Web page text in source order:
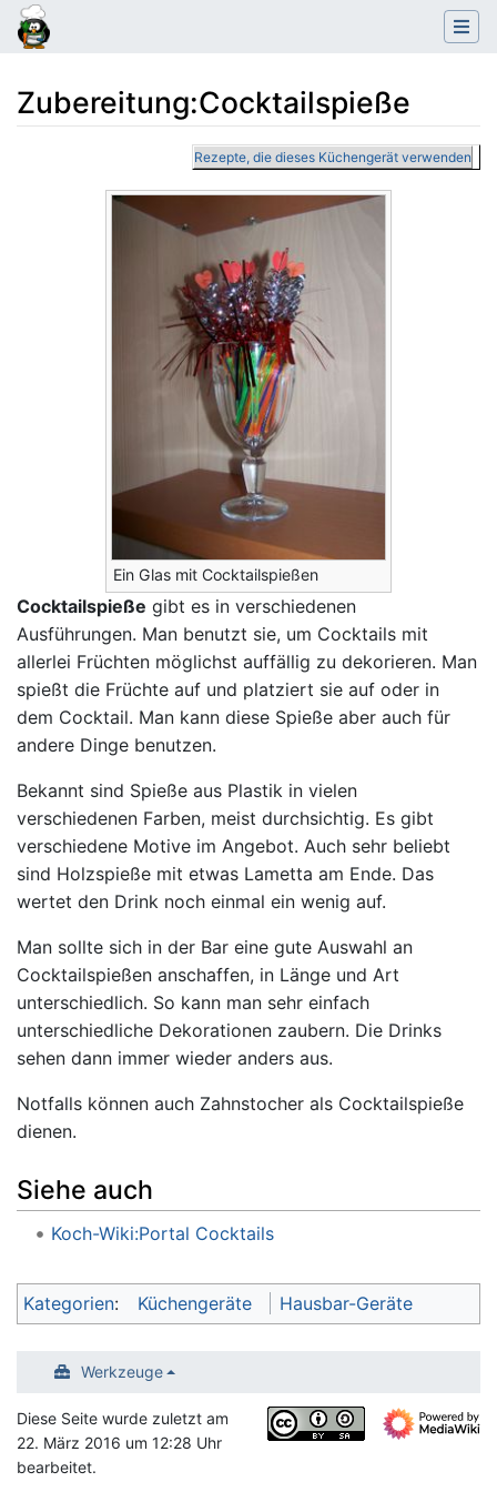
Zubereitung:Cocktailspieße
Navigation,Suche
Rezepte, die dieses Küchengerät verwenden
Ein Glas mit Cocktailspießen
Cocktailspieße gibt es in verschiedenen
Ausführungen. Man benutzt sie, um Cocktails mit
allerlei Früchten möglichst auffällig zu dekorieren. Man
spießt die Früchte auf und platziert sie auf oder in
dem Cocktail. Man kann diese Spieße aber auch für
andere Dinge benutzen.
Bekannt sind Spieße aus Plastik in vielen
verschiedenen Farben, meist durchsichtig. Es gibt
verschiedene Motive im Angebot. Auch sehr beliebt
sind Holzspieße mit etwas Lametta am Ende. Das
wertet den Drink noch einmal ein wenig auf.
Man sollte sich in der Bar eine gute Auswahl an
Cocktailspießen anschaffen, in Länge und Art
unterschiedlich. So kann man sehr einfach
unterschiedliche Dekorationen zaubern. Die Drinks
sehen dann immer wieder anders aus.
Notfalls können auch Zahnstocher als Cocktailspieße
dienen.
Siehe auch
Koch-Wiki:Portal Cocktails
Kategorien: Küchengeräte Hausbar-Geräte
Werkzeuge
Diese Seite wurde zuletzt am
22. März 2016 um 12:28 Uhr
bearbeitet.